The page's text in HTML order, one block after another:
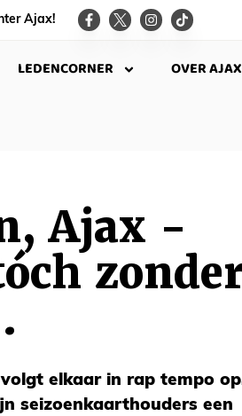
Ajax!
LEDENCORNER OVER AJAX
Ajax -
elkaar in rap tempo
seizoenkaarthouders een